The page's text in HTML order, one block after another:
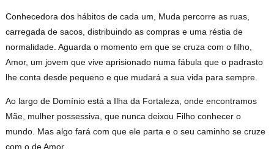
Conhecedora dos hábitos de cada um, Muda percorre as ruas,
carregada de sacos, distribuindo as compras e uma réstia de
normalidade. Aguarda o momento em que se cruza com o filho,
Amor, um jovem que vive aprisionado numa fábula que o padrasto
lhe conta desde pequeno e que mudará a sua vida para sempre.
Ao largo de Domínio está a Ilha da Fortaleza, onde encontramos
Mãe, mulher possessiva, que nunca deixou Filho conhecer o
mundo. Mas algo fará com que ele parta e o seu caminho se cruze
com o de Amor.